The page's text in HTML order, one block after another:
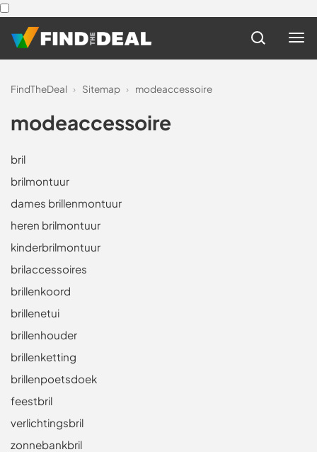
FindTheDeal › Sitemap › modeaccessoire
modeaccessoire
bril
brilmontuur
dames brillenmontuur
heren brilmontuur
kinderbrilmontuur
brilaccessoires
brillenkoord
brillenetui
brillenhouder
brillenketting
brillenpoetsdoek
feestbril
verlichtingsbril
zonnebankbril